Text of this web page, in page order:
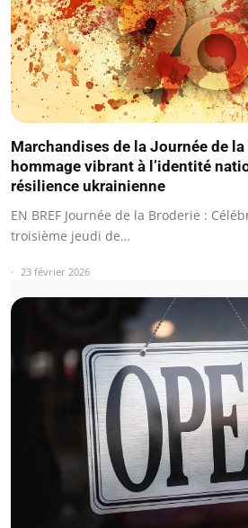
Marchandises de la Journée de
hommage vibrant à l’identité
résilience ukrainienne
EN BREF Journée de la Broderie :
troisième jeudi de…
23 février 2026